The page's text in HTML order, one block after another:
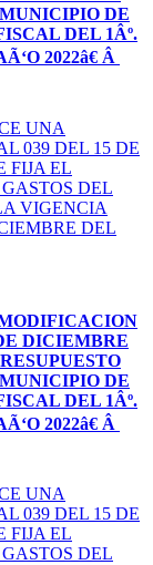
DE
DEL 1Âº.
2022â€ Â
DICIEMBRE
DE
DEL 1Âº.
2022â€ Â